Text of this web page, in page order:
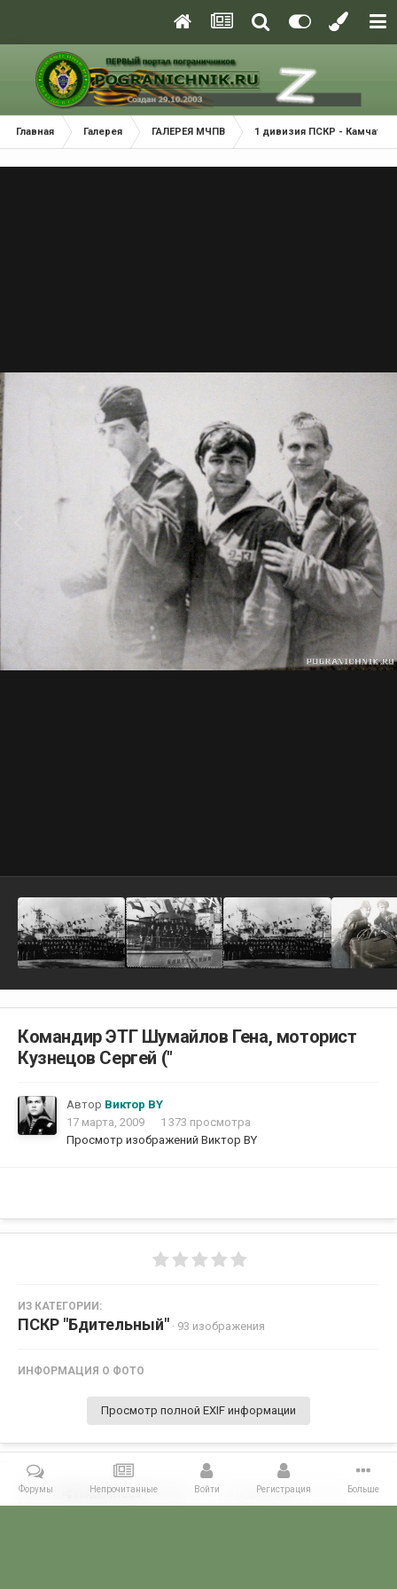
Главная Галерея ГАЛЕРЕЯ МЧПВ 1 дивизия ПСКР - Камчатка
Командир ЭТГ Шумайлов Гена, моторист
Кузнецов Сергей ("
Автор Виктор BY
17 марта, 2009
1 373 просмотра
Просмотр изображений Виктор BY
ИЗ КАТЕГОРИИ:
ПСКР "Бдительный" · 93 изображения
ИНФОРМАЦИЯ О ФОТО
Просмотр полной EXIF информации
Поделиться Подписчики 0
Форумы Непрочитанные Войти Регистрация Больше